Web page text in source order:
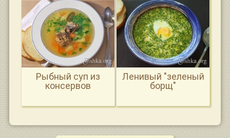
Рыбный суп из
консервов
Ленивый "зеленый
борщ"